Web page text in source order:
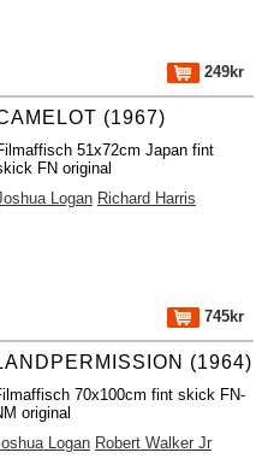
249kr
(1967)
51x72cm Japan fint
FN original
Logan Richard Harris
745kr
(1964)
70x100cm fint skick FN-
original
Logan Robert Walker Jr